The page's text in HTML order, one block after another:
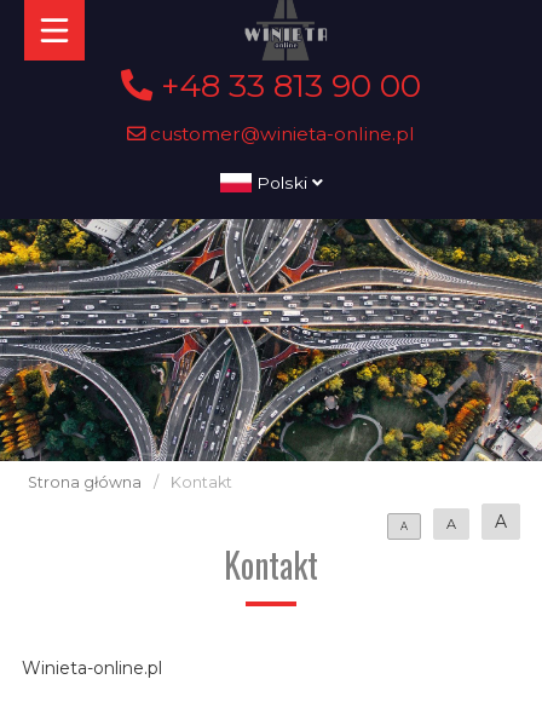
+48 33 813 90 00
customer@winieta-online.pl
Polski
Strona główna / Kontakt
A A A
Kontakt
Winieta-online.pl